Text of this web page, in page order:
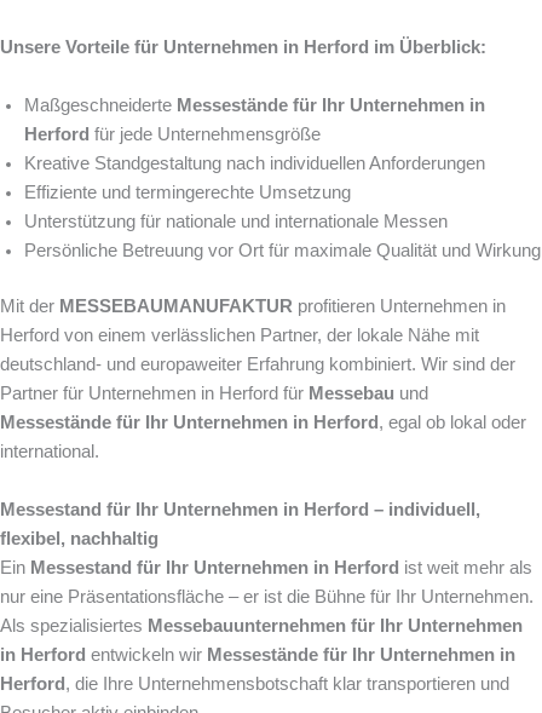
Unsere Vorteile für Unternehmen in Herford im Überblick:
Maßgeschneiderte Messestände für Ihr Unternehmen in
Herford für jede Unternehmensgröße
Kreative Standgestaltung nach individuellen Anforderungen
Effiziente und termingerechte Umsetzung
Unterstützung für nationale und internationale Messen
Persönliche Betreuung vor Ort für maximale Qualität und Wirkung
Mit der MESSEBAUMANUFAKTUR profitieren Unternehmen in
Herford von einem verlässlichen Partner, der lokale Nähe mit
deutschland- und europaweiter Erfahrung kombiniert. Wir sind der
Partner für Unternehmen in Herford für Messebau und
Messestände für Ihr Unternehmen in Herford, egal ob lokal oder
international.
Messestand für Ihr Unternehmen in Herford – individuell,
flexibel, nachhaltig
Ein Messestand für Ihr Unternehmen in Herford ist weit mehr als
nur eine Präsentationsfläche – er ist die Bühne für Ihr Unternehmen.
Als spezialisiertes Messebauunternehmen für Ihr Unternehmen
in Herford entwickeln wir Messestände für Ihr Unternehmen in
Herford, die Ihre Unternehmensbotschaft klar transportieren und